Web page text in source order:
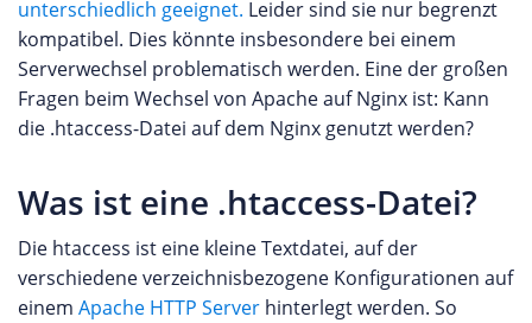
unterschiedlich geeignet. Leider sind sie nur begrenzt
kompatibel. Dies könnte insbesondere bei einem
Serverwechsel problematisch werden. Eine der großen
Fragen beim Wechsel von Apache auf Nginx ist: Kann
die .htaccess-Datei auf dem Nginx genutzt werden?
Was ist eine .htaccess-Datei?
Die htaccess ist eine kleine Textdatei, auf der
verschiedene verzeichnisbezogene Konfigurationen auf
einem Apache HTTP Server hinterlegt werden. So